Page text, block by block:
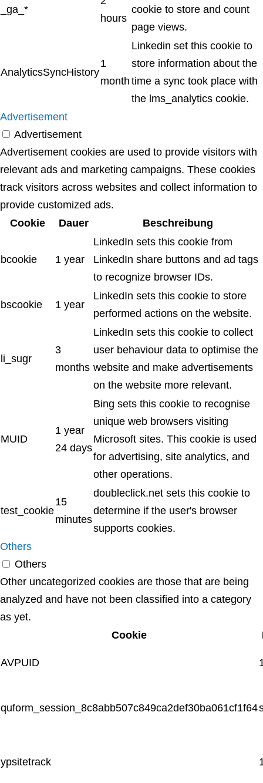
_ga_*
hours
cookie to store and count
page views.
AnalyticsSyncHistory
1
month
Linkedin set this cookie to
store information about the
time a sync took place with
the lms_analytics cookie.
Advertisement
Advertisement
Advertisement cookies are used to provide visitors with
relevant ads and marketing campaigns. These cookies
track visitors across websites and collect information to
provide customized ads.
Cookie
Dauer Beschreibung
bcookie 1 year
LinkedIn sets this cookie from
LinkedIn share buttons and ad tags
to recognize browser IDs.
bscookie 1 year
LinkedIn sets this cookie to store
performed actions on the website.
li_sugr
3
months
LinkedIn sets this cookie to collect
user behaviour data to optimise the
website and make advertisements
on the website more relevant.
MUID
1 year
24 days
Bing sets this cookie to recognise
unique web browsers visiting
Microsoft sites. This cookie is used
for advertising, site analytics, and
other operations.
test_cookie
15
minutes
doubleclick.net sets this cookie to
determine if the user's browser
supports cookies.
Others
Others
Other uncategorized cookies are those that are being
analyzed and have not been classified into a category
as yet.
Cookie
AVPUID
quform_session_8c8abb507c849ca2def30ba061cf1f64
ypsitetrack